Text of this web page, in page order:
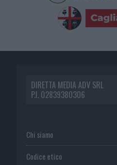
DIRETTA MEDIA ADV SRL
P.I. 02839380306
Chi siamo
Codice etico